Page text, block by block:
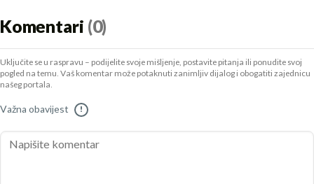
Komentari (0)
Uključite se u raspravu – podijelite svoje mišljenje, postavite pitanja ili ponudite svoj
pogled na temu. Vaš komentar može potaknuti zanimljiv dijalog i obogatiti zajednicu
našeg portala.
Važna obavijest !